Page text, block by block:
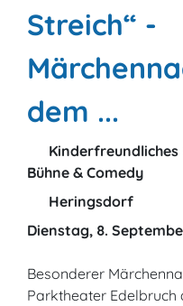
Streich“ -
dem ...
Kinderfreundliches
Bühne & Comedy
Heringsdorf
Dienstag, 8.
Besonderer
Parktheater Edelbruch